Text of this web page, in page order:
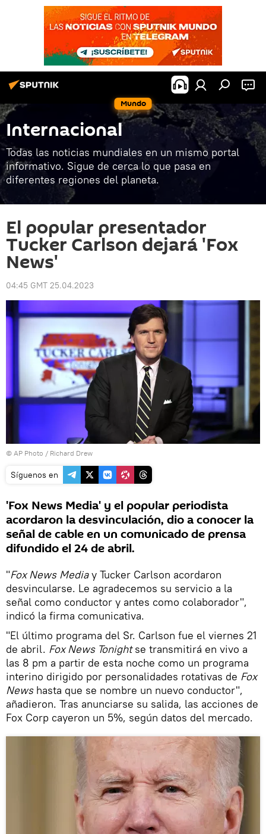
Mundo
Internacional
Todas las noticias mundiales en un mismo portal
informativo. Sigue de cerca lo que pasa en
diferentes regiones del planeta.
El popular presentador
Tucker Carlson dejará 'Fox
News'
04:45 GMT 25.04.2023
© AP Photo / Richard Drew
Síguenos en
'Fox News Media' y el popular periodista
acordaron la desvinculación, dio a conocer la
señal de cable en un comunicado de prensa
difundido el 24 de abril.
"Fox News Mediay Tucker Carlson acordaron
desvincularse. Le agradecemos su servicio a la
señal como conductor y antes como colaborador",
indicó la firma comunicativa.
"El último programa del Sr. Carlson fue el viernes 21
de abril. Fox News Tonightse transmitirá en vivo a
las 8 pm a partir de esta noche como un programa
interino dirigido por personalidades rotativas de Fox
Newshasta que se nombre un nuevo conductor",
añadieron. Tras anunciarse su salida, las acciones de
Fox Corp cayeron un 5%, según datos del mercado.